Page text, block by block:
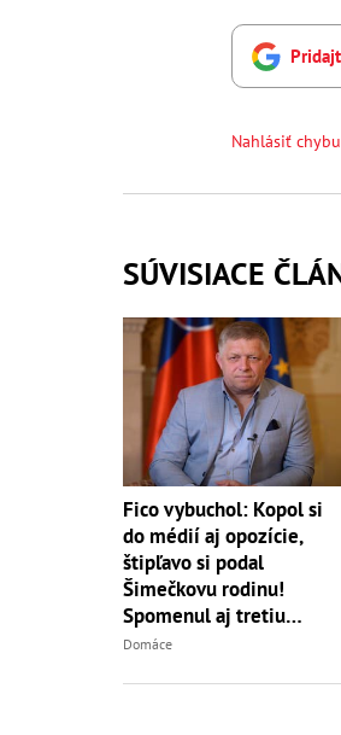
Nahlásiť chybu
SÚVISIACE
Fico vybuchol: Kopol si
do médií aj opozície,
štipľavo si podal
Šimečkovu rodinu!
Spomenul aj tretiu
svetovú vojnu
Domáce